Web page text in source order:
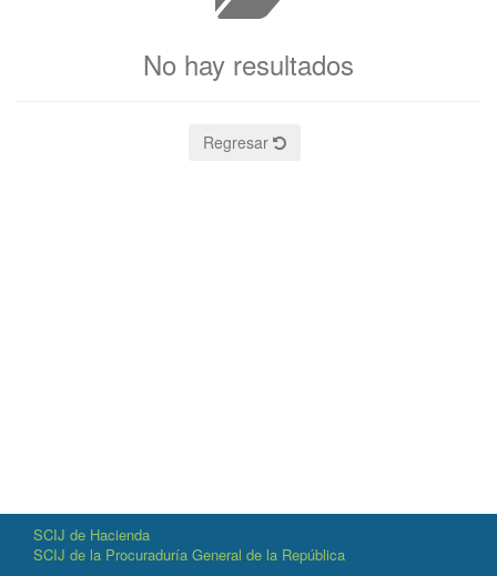
No hay resultados
Regresar
SCIJ de Hacienda
SCIJ de la Procuraduría General de la República